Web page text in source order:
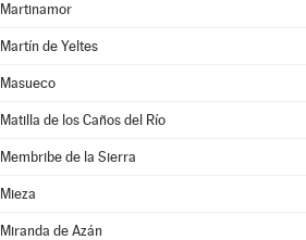
Martinamor
Martín de Yeltes
Masueco
Matilla de los Caños del Río
Membribe de la Sierra
Mieza
Miranda de Azán